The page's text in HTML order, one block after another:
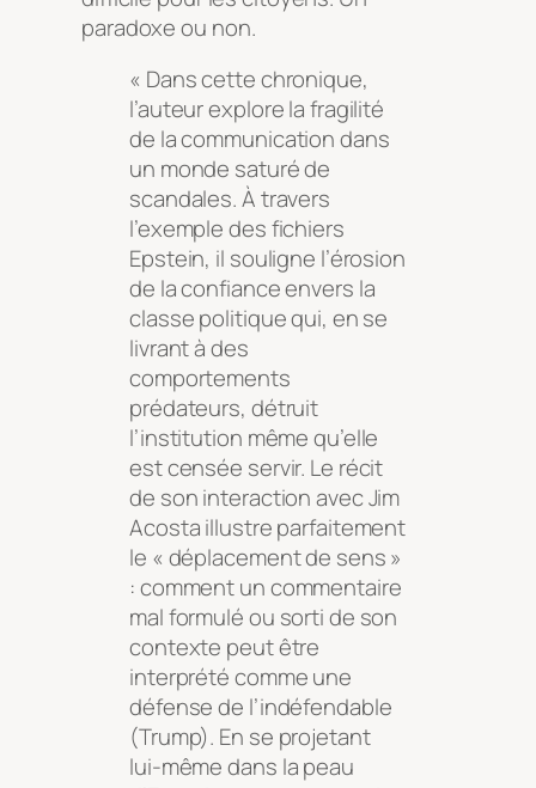
paradoxe ou non.
« Dans cette chronique,
l’auteur explore la fragilité
de la communication dans
un monde saturé de
scandales. À travers
l’exemple des fichiers
Epstein, il souligne l’érosion
de la confiance envers la
classe politique qui, en se
livrant à des
comportements
prédateurs, détruit
l’institution même qu’elle
est censée servir. Le récit
de son interaction avec Jim
Acosta illustre parfaitement
le « déplacement de sens »
: comment un commentaire
mal formulé ou sorti de son
contexte peut être
interprété comme une
défense de l’indéfendable
(Trump). En se projetant
lui-même dans la peau